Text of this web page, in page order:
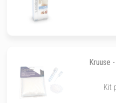
Kruuse
Kit